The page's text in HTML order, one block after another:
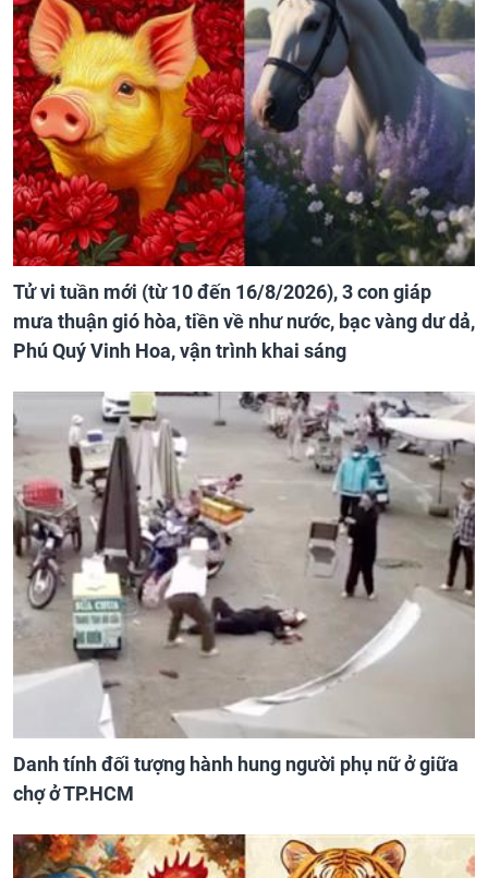
Tử vi tuần mới (từ 10 đến 16/8/2026), 3 con giáp
mưa thuận gió hòa, tiền về như nước, bạc vàng dư dả,
Phú Quý Vinh Hoa, vận trình khai sáng
Danh tính đối tượng hành hung người phụ nữ ở giữa
chợ ở TP.HCM